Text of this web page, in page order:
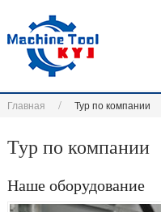
Главная Тур по компании
Тур по компании
Наше оборудование